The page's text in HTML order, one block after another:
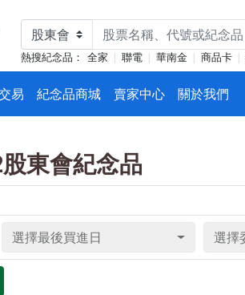
熱搜紀念品： 全家 聯電 華南金 商品卡
易 紀念品商城 賣家中心 關於我們
東會紀念品
選擇最後買進日 選擇